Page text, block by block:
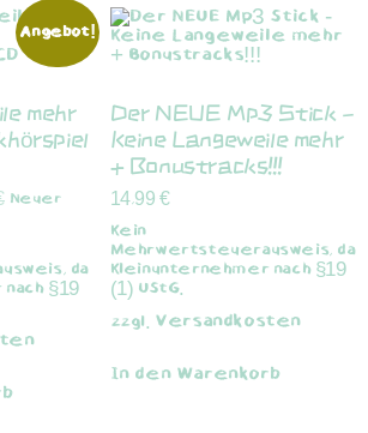
Angebot!
mehr
Neuer
da
§19
Der NEUE Mp3 Stick –
Keine Langeweile mehr
+ Bonustracks!!!
14,99€
Kein
Mehrwertsteuerausweis, da
Kleinunternehmer nach §19
(1) UStG.
zzgl. Versandkosten
In den Warenkorb